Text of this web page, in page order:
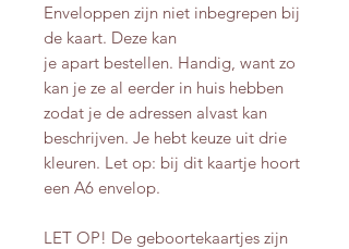
Enveloppen zijn niet inbegrepen bij
de kaart. Deze kan
je apart bestellen. Handig, want zo
kan je ze al eerder in huis hebben
zodat je de adressen alvast kan
beschrijven. Je hebt keuze uit drie
kleuren. Let op: bij dit kaartje hoort
een A6 envelop.
LET OP! De geboortekaartjes zijn